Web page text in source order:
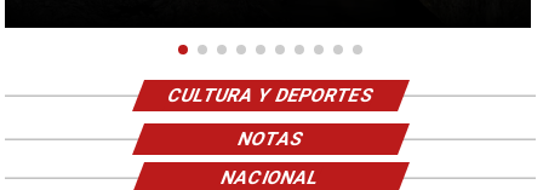
CULTURA Y DEPORTES
NOTAS
NACIONAL